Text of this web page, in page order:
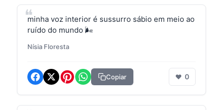
minha voz interior é sussurro sábio em meio ao
ruído do mundo 🌬️
Nísia Floresta
Copiar ❤ 0